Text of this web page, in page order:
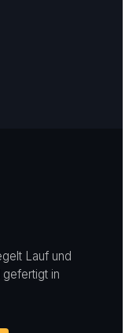
Lauf und
gefertigt in